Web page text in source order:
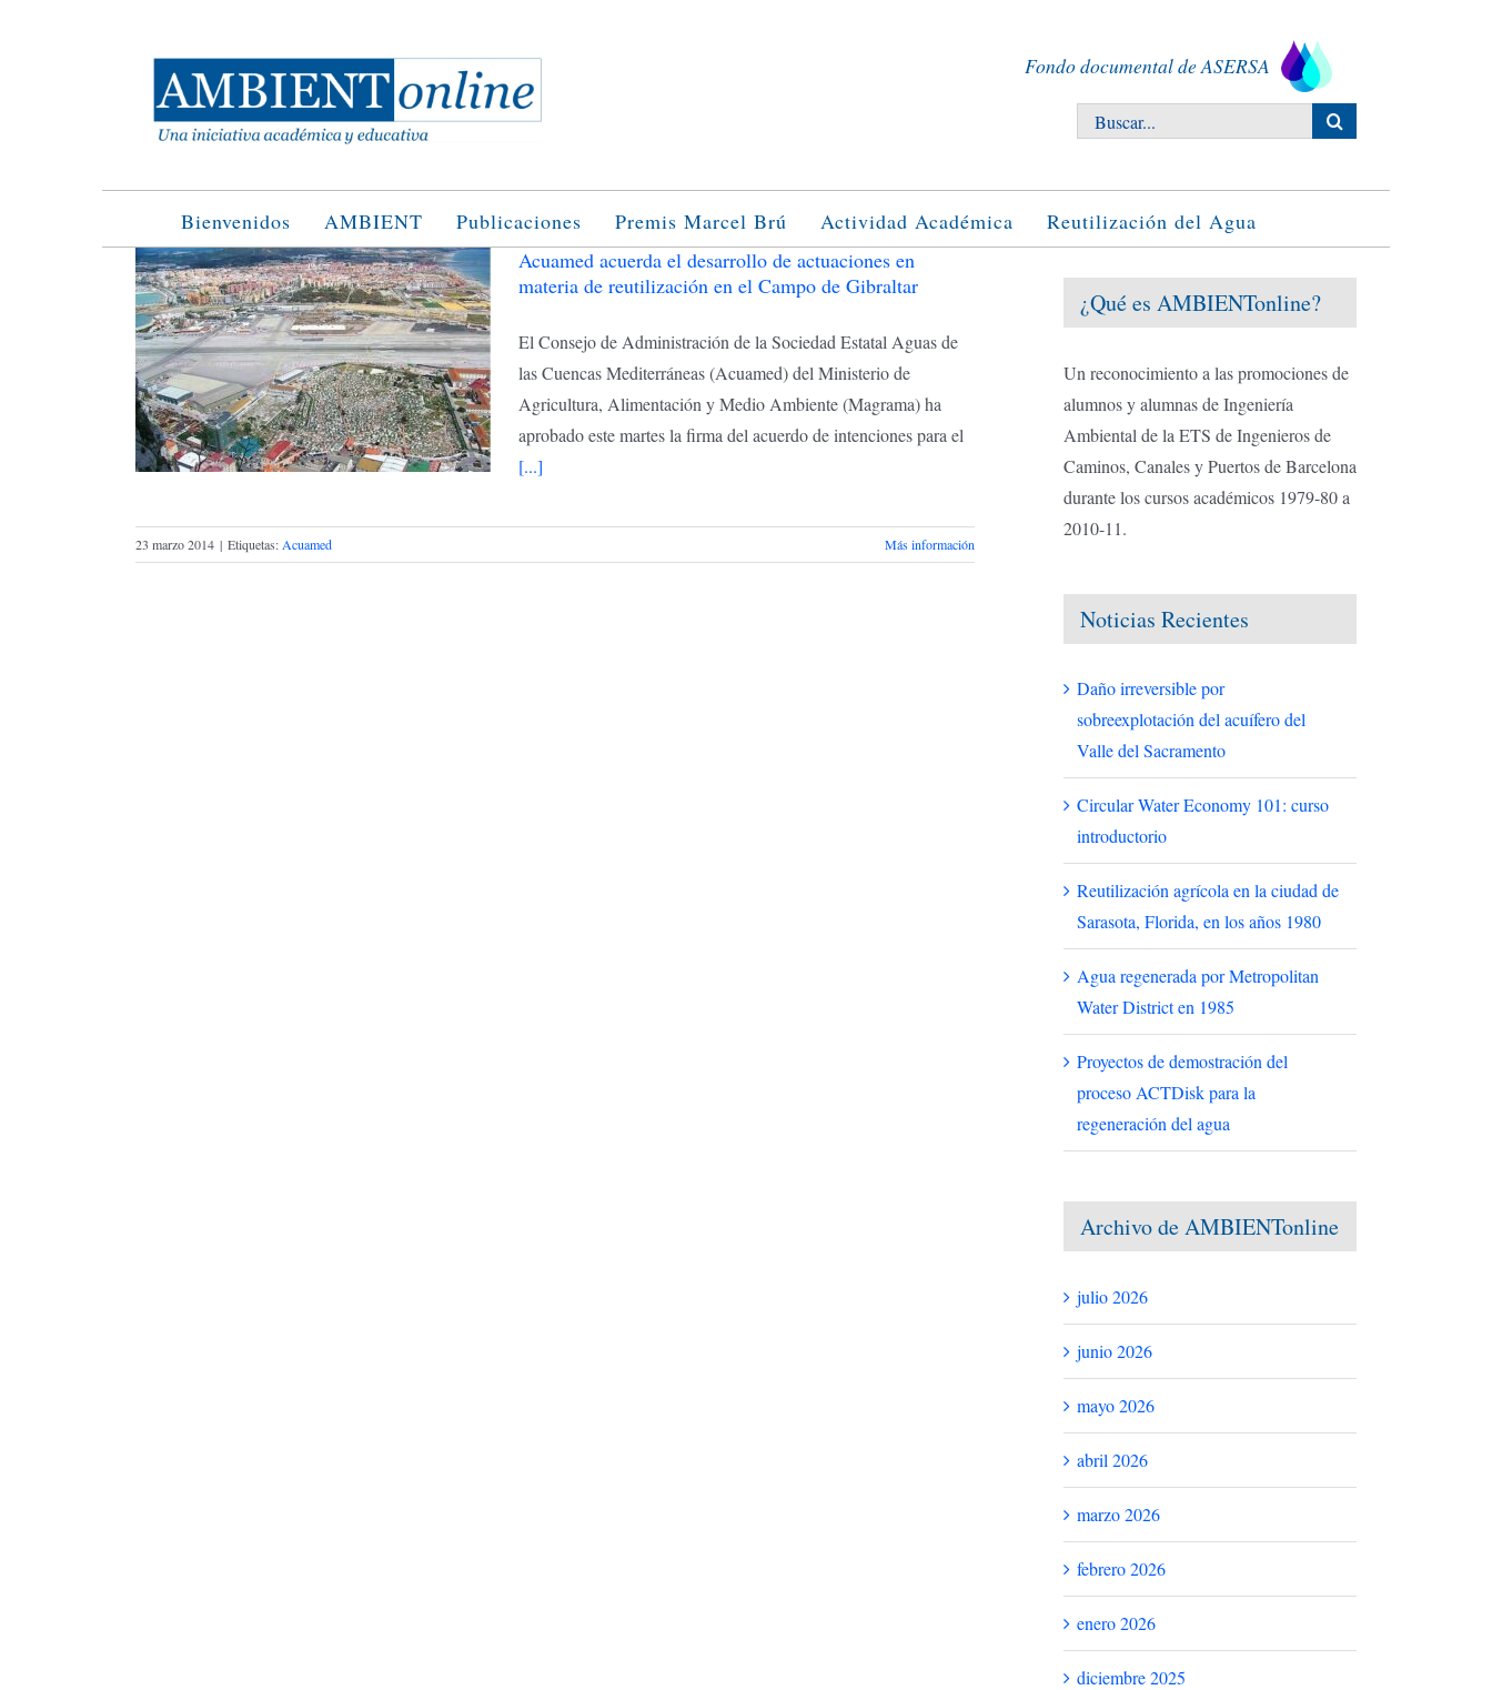
Fondo documental de ASERSA
Buscar:
Bienvenidos AMBIENT Publicaciones Premis Marcel Brú Actividad Académica
Reutilización del Agua
Acuamed acuerda el desarrollo de actuaciones en
materia de reutilización en el Campo de Gibraltar
El Consejo de Administración de la Sociedad Estatal Aguas de
las Cuencas Mediterráneas (Acuamed) del Ministerio de
Agricultura, Alimentación y Medio Ambiente (Magrama) ha
aprobado este martes la firma del acuerdo de intenciones para el
[...]
23 marzo 2014 | Etiquetas:Acuamed Más información
¿Qué es AMBIENTonline?
Un reconocimiento a las promociones de
alumnos y alumnas de Ingeniería
Ambiental de la ETS de Ingenieros de
Caminos, Canales y Puertos de Barcelona
durante los cursos académicos 1979-80 a
2010-11.
Noticias Recientes
Daño irreversible por
sobreexplotación del acuífero del
Valle del Sacramento
Circular Water Economy 101: curso
introductorio
Reutilización agrícola en la ciudad de
Sarasota, Florida, en los años 1980
Agua regenerada por Metropolitan
Water District en 1985
Proyectos de demostración del
proceso ACTDisk para la
regeneración del agua
Archivo de AMBIENTonline
julio 2026
junio 2026
mayo 2026
abril 2026
marzo 2026
febrero 2026
enero 2026
diciembre 2025